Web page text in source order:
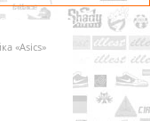
«Asics»